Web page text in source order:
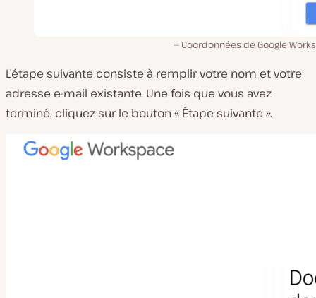
Coordonnées de Google
L’étape suivante consiste à remplir votre nom et votre
adresse e-mail existante. Une fois que vous avez
terminé, cliquez sur le bouton « Étape suivante ».